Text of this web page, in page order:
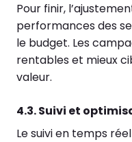
Pour finir,
performances des
le budget. Les
rentables et mieux
valeur.
4.3. Suivi et
Le suivi en temps